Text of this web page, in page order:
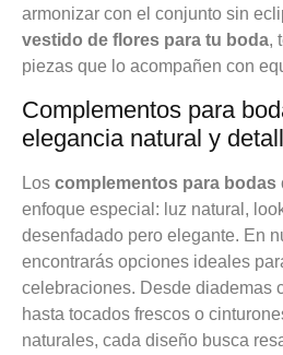
armonizar con el conjunto sin
vestido de flores para tu boda,
piezas que lo acompañen con
Complementos para
elegancia natural y
Los complementos para bodas
enfoque especial: luz natural,
desenfadado pero elegante. En
encontrarás opciones ideales
celebraciones. Desde diademas
hasta tocados frescos o
naturales, cada diseño busca